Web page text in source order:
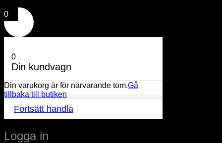
0
0
Din kundvagn
Din varukorg är för närvarande tom.Gå
tillbaka till butiken
Fortsätt handla
Logga in